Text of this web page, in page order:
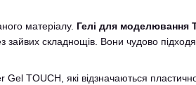
матеріалу. Гелі для моделювання
складнощів. Вони чудово
TOUCH, які відзначаються